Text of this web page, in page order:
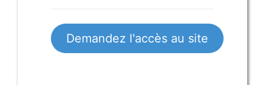
Demandez l'accès au site